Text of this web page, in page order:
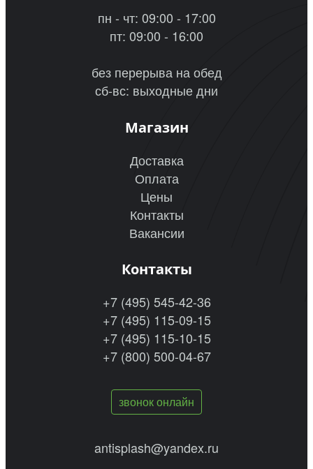
пн - чт: 09:00 - 17:00
пт: 09:00 - 16:00
без перерыва на обед
сб-вс: выходные дни
Магазин
Доставка
Оплата
Цены
Контакты
Вакансии
Контакты
+7 (495) 545-42-36
+7 (495) 115-09-15
+7 (495) 115-10-15
+7 (800) 500-04-67
звонок онлайн
antisplash@yandex.ru